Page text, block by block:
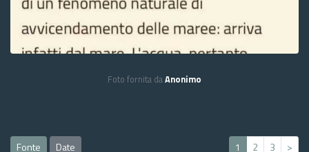
Foto fornita daAnonimo
Fonte Date 1 2 3 >